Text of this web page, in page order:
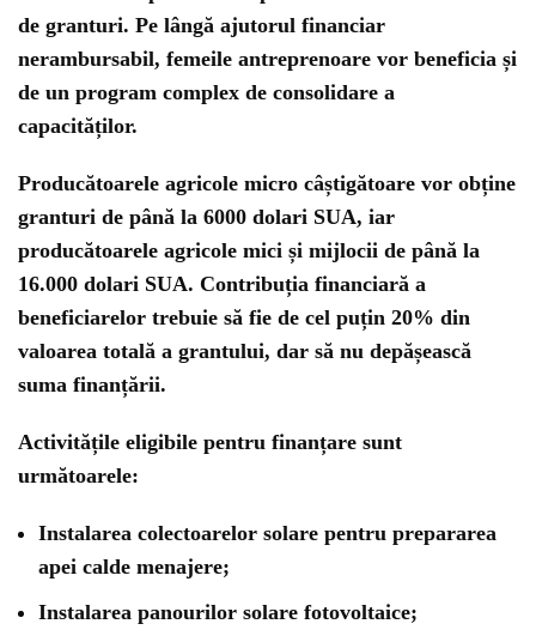
de granturi. Pe lângă ajutorul financiar
nerambursabil, femeile antreprenoare vor beneficia și
de un program complex de consolidare a
capacităților.
Producătoarele agricole micro câștigătoare vor obține
granturi de până la 6000 dolari SUA, iar
producătoarele agricole mici și mijlocii de până la
16.000 dolari SUA. Contribuția financiară a
beneficiarelor trebuie să fie de cel puțin 20% din
valoarea totală a grantului, dar să nu depășească
suma finanțării.
Activitățile eligibile pentru finanțare sunt
următoarele:
Instalarea colectoarelor solare pentru prepararea
apei calde menajere;
Instalarea panourilor solare fotovoltaice;